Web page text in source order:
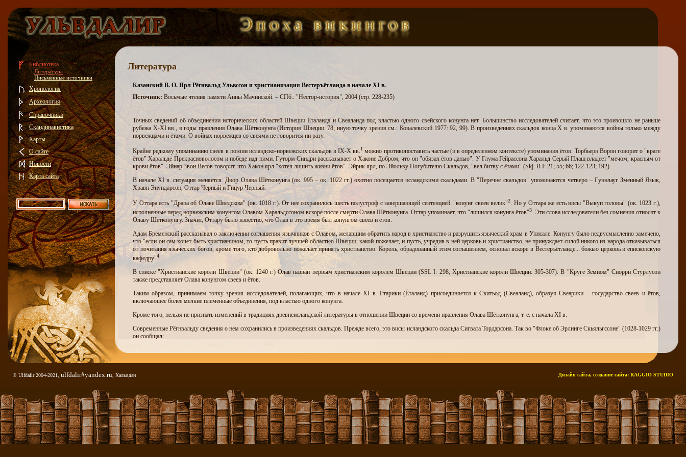
Библиотека
Литература
Письменные источники
Хронология
Археология
Справочники
Скандинавистика
Карты
О сайте
Новости
Карта сайта
© Ulfdalir 2004-2021, ulfdalir#yandex.ru , Хальвдан Дизайн сайта, создание сайта: RAGGIO STUDIO
Литература
Казанский В. О. Ярл Рёгнвальд Ульвссон и христианизация Вестеръётланда в начале XI в.
Источник: Восьмые чтения памяти Анны Мачинской. – СПб.: "Нестор-история", 2004 (стр. 228-235)
Точных сведений об объединении исторических областей Швеции Ёталанда и Свеаланда под властью одного свейского конунга нет. Большинство исследователей считает, что это произошло не раньше
рубежа X-XI вв., в годы правления Олава Шётконунга (История Швеции: 78; иную точку зрения см.: Ковалевский 1977: 92, 99). В произведениях скальдов конца X в. упоминаются войны только между
норвежцами и ётами. О войнах норвежцев со свеями не говорится ни разу.
Крайне редкому упоминанию свеев в поэзии исландско-норвежских скальдов в IX-X вв.1 можно противопоставить частые (и в определенном контексте) упоминания ётов. Торбьерн Ворон говорит о "враге
ётов" Харальде Прекрасноволосом и победе над ними. Гуторм Синдри рассказывает о Хаконе Добром, что он "обязал ётов данью". У Глума Гейрассона Харальд Серый Плащ владеет "мечом, красным от
крови ётов". Эйнар Звон Весов говорит, что Хакон ярл "хотел лишить жизни ётов". Эйрик ярл, по Эйольву Погубителю Скальдов, "вел битву с ётами" (Skj. В I: 21; 55; 66; 122-123; 192).
В начале XI в. ситуация меняется. Двор Олава Шётконунга (ок. 995 – ок. 1022 гг.) охотно посещается исландскими скальдами. В "Перечне скальдов" упоминаются четверо – Гуннлауг Змеиный Язык,
Хравн Энундарсон, Оттар Черный и Гицур Черный.
У Оттара есть "Драпа об Олаве Шведском" (ок. 1018 г.). От нее сохранилось шесть полустроф с завершающей сентенцией: "конунг свеев велик"2. Но у Оттара же есть висы "Выкуп головы" (ок. 1023 г.),
исполненные перед норвежским конунгом Олавом Харальдссоном вскоре после смерти Олава Шётконунга. Оттар упоминает, что "лишился конунга ётов"3. Эти слова исследователи без сомнения относят к
Олаву Шётконунгу. Значит, Оттару было известно, что Олав в это время был конунгом свеев и ётов.
Адам Бременский рассказывал о заключении соглашения язычников с Олавом, желавшим обратить народ в христианство и разрушить языческий храм в Уппсале. Конунгу было недвусмысленно замечено,
что "если он сам хочет быть христианином, то пусть правит лучшей областью Швеции, какой пожелает, и пусть, учредив в ней церковь и христианство, не принуждает силой никого из народа отказываться
от почитания языческих богов, кроме того, кто добровольно пожелает принять христианство. Король, обрадованный этим соглашением, основал вскоре в Вестеръётланде... божью церковь и епископскую
кафедру"4.
В списке "Христианские короли Швеции" (ок. 1240 г.) Олав назван первым христианским королем Швеции (SSL I: 298; Христианские короли Швеции: 305-307). В "Круге Земном" Снорри Стурлусон
также представляет Олава конунгом свеев и ётов.
Таким образом, принимаем точку зрения исследователей, полагающих, что в начале XI в. Ётарики (Ёталанд) присоединяется к Свитьод (Свеаланд), образуя Свеарики – государство свеев и ётов,
включающее более мелкие племенные объединения, под властью одного конунга.
Кроме того, нельзя не признать изменений в традициях древнеисландской литературы в отношении Швеции со времени правления Олава Шётконунга, т. е. с начала XI в.
Современные Рёгнвальду сведения о нем сохранились в произведениях скальдов. Прежде всего, это висы исландского скальда Сигвата Тордарсона. Так во "Флоке об Эрлинге Скьяльгссоне" (1028-1029 гг.)
он сообщал:
Ulfs feðr (vas þat) aðra
"И вторую, славный (Олав Трюггвасон. –В. К.), / Сестру дал Рёгнвальду, / Ульвова надолго / Отца осчастливил"5.
В "Книгу с Плоского острова" (конец XIV в.) входят две главы, которые можно считать своеобразным комментарием к висе, поскольку речь в них идет о сватовстве и свадьбе Рёгнвальда.
"Глава 3326.